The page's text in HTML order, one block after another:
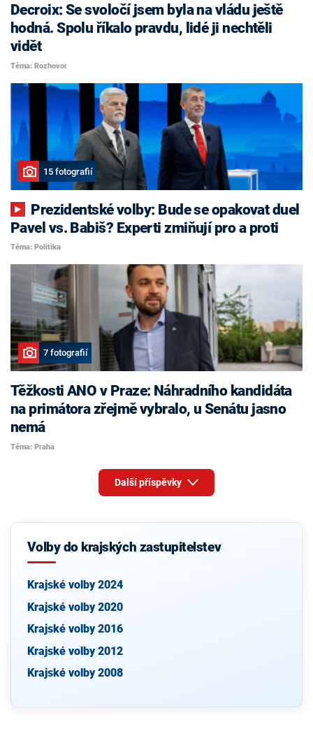
Decroix: Se svoločí jsem byla na vládu ještě
hodná. Spolu říkalo pravdu, lidé ji nechtěli
vidět
Téma: Rozhovor
15 fotografií
Pavel vs. Babiš? Experti zmiňují pro a proti
Téma: Politika
7 fotografií
Těžkosti ANO v Praze: Náhradního kandidáta
na primátora zřejmě vybralo, u Senátu jasno
nemá
Téma: Praha
Další příspěvky
Volby do krajských zastupitelstev
Krajské volby 2024
Krajské volby 2020
Krajské volby 2016
Krajské volby 2012
Krajské volby 2008